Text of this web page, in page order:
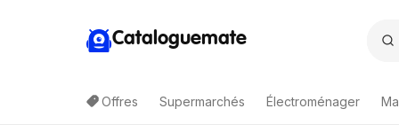
Cataloguemate
Offres Supermarchés Électroménager